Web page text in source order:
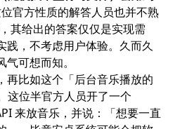
官方性质的解答人员也并不熟
其给出的答案仅仅是实现需
践，不考虑用户体验。久而久
可想而知。
再比如这个 「后台音乐播放的
这位半官方人员开了一个
来放音乐，并说：「想要一直